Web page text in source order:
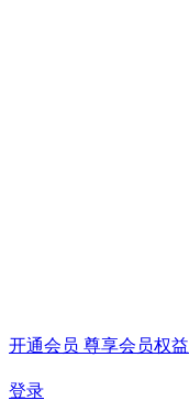
开通会员 尊享会员权益
登录